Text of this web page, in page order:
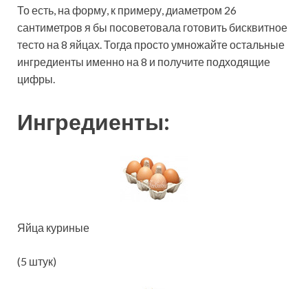
То есть, на форму, к примеру, диаметром 26
сантиметров я бы посоветовала готовить бисквитное
тесто на 8 яйцах. Тогда просто умножайте остальные
ингредиенты именно на 8 и получите подходящие
цифры.
Ингредиенты:
Яйца куриные
(5 штук)